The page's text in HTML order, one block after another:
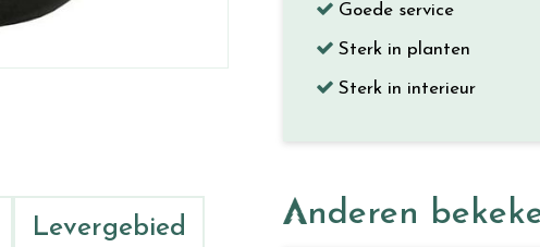
Goede service
Sterk in planten
Sterk in interieur
Levergebied Anderen